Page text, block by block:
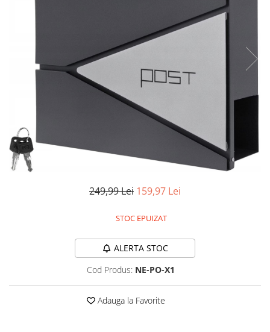
Pistoale de lipit
Unelte si aparate de masura
Uscatoare Rufe
Vopsele si Pigmenti
249,99 Lei 159,97 Lei
STOC EPUIZAT
ALERTA STOC
Cod Produs: NE-PO-X1
Adauga la Favorite